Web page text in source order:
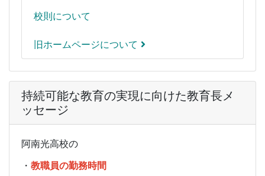
校則について
旧ホームページについて
持続可能な教育の実現に向けた教育長メ
ッセージ
阿南光高校の
・ 教職員の勤務時間